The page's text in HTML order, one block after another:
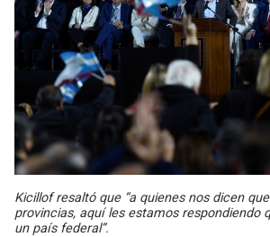
Kicillof resaltó que “a quienes nos dicen
provincias, aquí les estamos respondiendo
un país federal”.